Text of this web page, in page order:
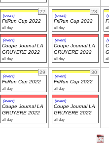
22
(event)
FriRun Cup 2022
all day
(event)
Coupe Journal LA
GRUYERE 2022
all day
23
(event)
FriRun Cup 2022
all day
(event)
Coupe Journal LA
GRUYERE 2022
all day
29
(event)
FriRun Cup 2022
all day
(event)
Coupe Journal LA
GRUYERE 2022
all day
30
(event)
FriRun Cup 2022
all day
(event)
Coupe Journal LA
GRUYERE 2022
all day